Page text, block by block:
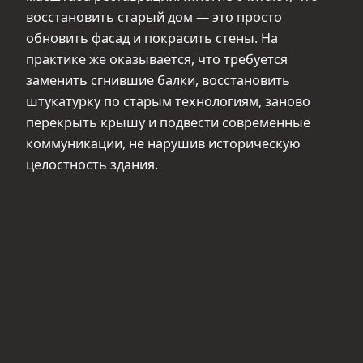
восстановить старый дом — это просто
обновить фасад и покрасить стены. На
практике же оказывается, что требуется
заменить сгнившие балки, восстановить
штукатурку по старым технологиям, заново
перекрыть крышу и подвести современные
коммуникации, не нарушив историческую
целостность здания.